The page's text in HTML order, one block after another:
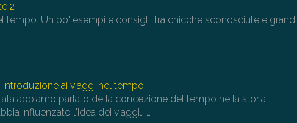
2
tempo. Un po' esempi e consigli, tra chicche sconosciute e grandi
Introduzione ai viaggi nel tempo
abbiamo parlato della concezione del tempo nella storia
influenzato l'idea dei viaggi… …